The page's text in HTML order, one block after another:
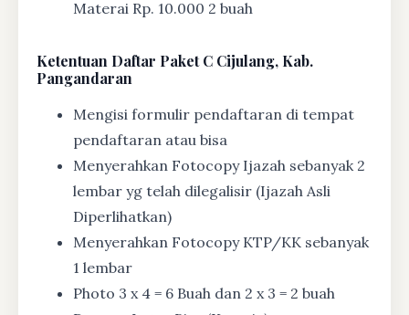
Materai Rp. 10.000 2 buah
Ketentuan Daftar Paket C Cijulang, Kab.
Pangandaran
Mengisi formulir pendaftaran di tempat
pendaftaran atau bisa
Menyerahkan Fotocopy Ijazah sebanyak 2
lembar yg telah dilegalisir (Ijazah Asli
Diperlihatkan)
Menyerahkan Fotocopy KTP/KK sebanyak
1 lembar
Photo 3 x 4 = 6 Buah dan 2 x 3 = 2 buah